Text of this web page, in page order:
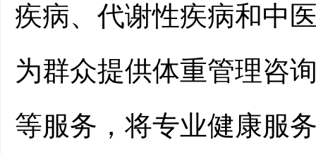
疾病、代谢性疾病和中
为群众提供体重管理咨
等服务，将专业健康服